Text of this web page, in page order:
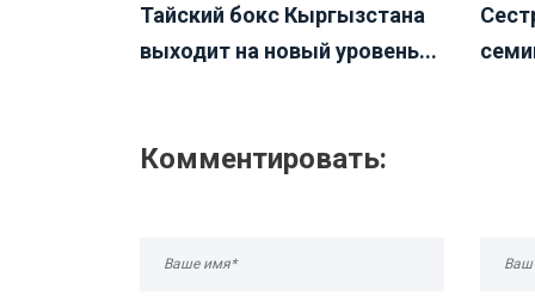
Тайский бокс Кыргызстана
выходит на новый уровень...
Комментировать: